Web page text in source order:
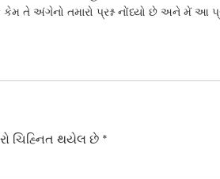
તે અંગેનો તમારો પ્રશ્ન નોંધ્યો છે અને મેં આ
ચિહ્નિત થયેલ છે *